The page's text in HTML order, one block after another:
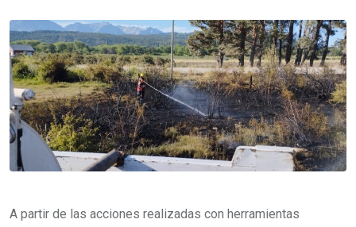
Email
A partir de las acciones realizadas con herramientas